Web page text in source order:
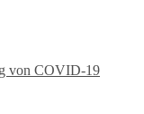
von COVID-19